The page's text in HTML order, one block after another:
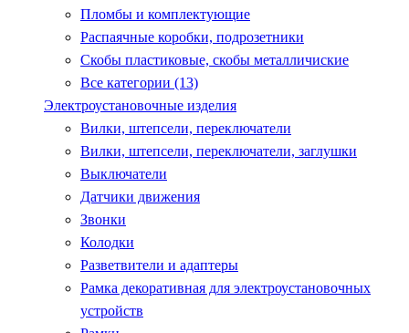
Пломбы и комплектующие
Распаячные коробки, подрозетники
Скобы пластиковые, скобы металличиские
Все категории (13)
Электроустановочные изделия
Вилки, штепсели, переключатели
Вилки, штепсели, переключатели, заглушки
Выключатели
Датчики движения
Звонки
Колодки
Разветвители и адаптеры
Рамка декоративная для электроустановочных
устройств